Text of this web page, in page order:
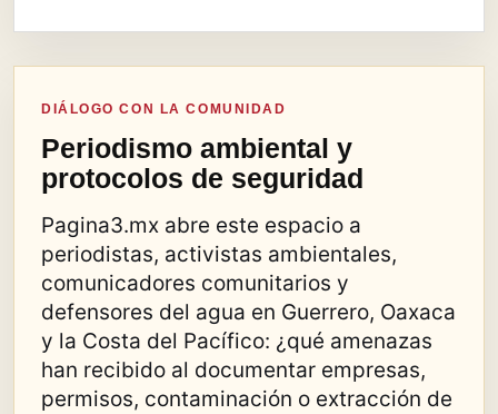
DIÁLOGO CON LA COMUNIDAD
Periodismo ambiental y
protocolos de seguridad
Pagina3.mx abre este espacio a
periodistas, activistas ambientales,
comunicadores comunitarios y
defensores del agua en Guerrero, Oaxaca
y la Costa del Pacífico: ¿qué amenazas
han recibido al documentar empresas,
permisos, contaminación o extracción de